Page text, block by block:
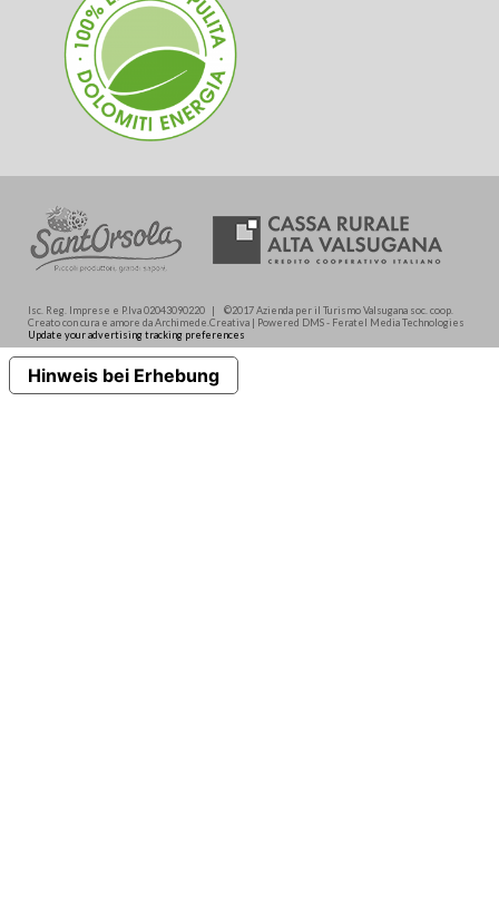
Isc. Reg. Imprese e P.Iva 02043090220 | ©2017 Azienda per il Turismo Valsugana soc. coop.
Creato con cura e amore da Archimede.Creativa | Powered DMS - Feratel Media Technologies
Update your advertising tracking preferences
Hinweis bei Erhebung